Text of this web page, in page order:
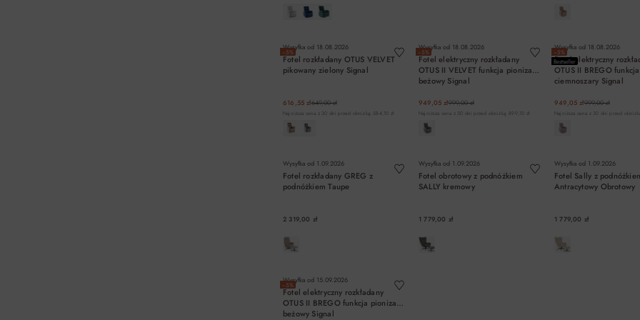
−5%
Wysyłka od 18.08.2026
Fotel rozkładany OTUS VELVET
pikowany zielony Signal
616,55 zł649,00 zł
Najniższa cena z 30 dni przed obniżką: 584,10 zł
−5%
Wysyłka od 18.08.2026
Fotel elektryczny rozkładany
OTUS II VELVET funkcja pionizacji
beżowy Signal
949,05 zł999,00 zł
Najniższa cena z 30 dni przed obniżką: 899,10 zł
−5%
Bestseller
Wysyłka od 18.08.2026
Fotel elektryczny
OTUS II BREGO
ciemnoszary Signal
949,05 zł999,00 zł
Najniższa cena z 30 dni przed
Wysyłka od 1.09.2026
Fotel rozkładany GREG z
podnóżkiem Taupe
2 319,00 zł
Wysyłka od 1.09.2026
Fotel obrotowy z podnóżkiem
SALLY kremowy
1 779,00 zł
Wysyłka od 1.09.2026
Fotel Sally z
Antracytowy Obrotowy
1 779,00 zł
−5%
Wysyłka od 15.09.2026
Fotel elektryczny rozkładany
OTUS II BREGO funkcja pionizacji
beżowy Signal